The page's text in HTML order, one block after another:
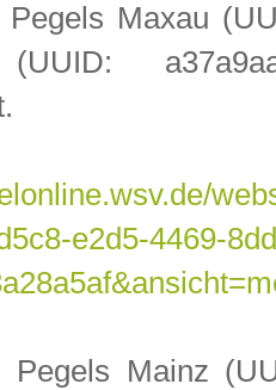
Maxau
e2d5-4469-
Mainz